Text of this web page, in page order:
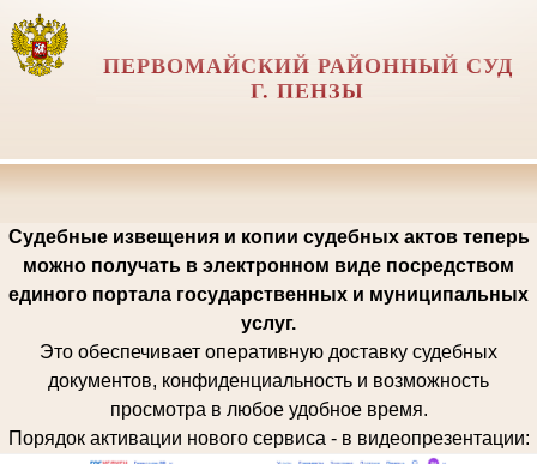
ПЕРВОМАЙСКИЙ РАЙОННЫЙ СУД
Г. ПЕНЗЫ
Судебные извещения и копии судебных актов теперь
можно получать в электронном виде посредством
единого портала государственных и муниципальных
услуг.
Это обеспечивает оперативную доставку судебных
документов, конфиденциальность и возможность
просмотра в любое удобное время.
Порядок активации нового сервиса - в видеопрезентации: